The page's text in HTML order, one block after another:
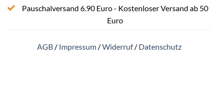
Pauschalversand 6.90 Euro - Kostenloser Versand ab 50
Euro
AGB/ Impressum/Widerruf/ Datenschutz